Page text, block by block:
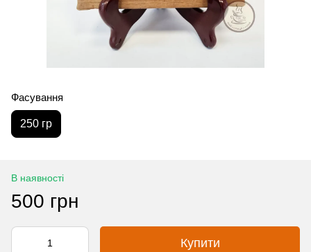
Фасування
250 гр
В наявності
500 грн
Купити